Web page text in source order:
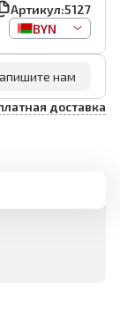
Артикул:5127
BYN
нам
доставка